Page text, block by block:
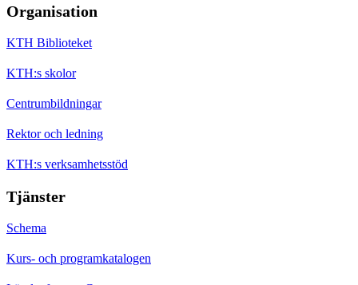
Organisation
KTH Biblioteket
KTH:s skolor
Centrumbildningar
Rektor och ledning
KTH:s verksamhetsstöd
Tjänster
Schema
Kurs- och programkatalogen